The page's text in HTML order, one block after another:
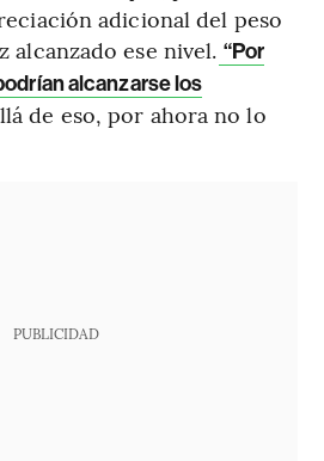
adicional del peso
alcanzado ese nivel. “Por
alcanzarse los
de eso, por ahora no lo
PUBLICIDAD